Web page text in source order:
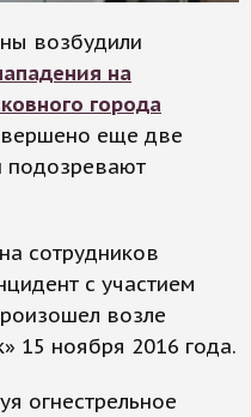
возбудили
на
города
еще две
подозревают
сотрудников
с участием
возле
15 ноября 2016 года.
огнестрельное